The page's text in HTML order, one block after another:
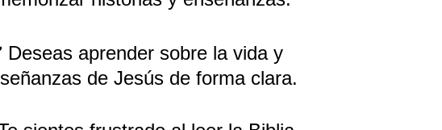
de Jesús de forma clara.